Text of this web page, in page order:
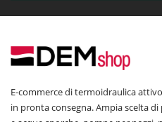
E-commerce di termoidraulica
in pronta consegna. Ampia scelta